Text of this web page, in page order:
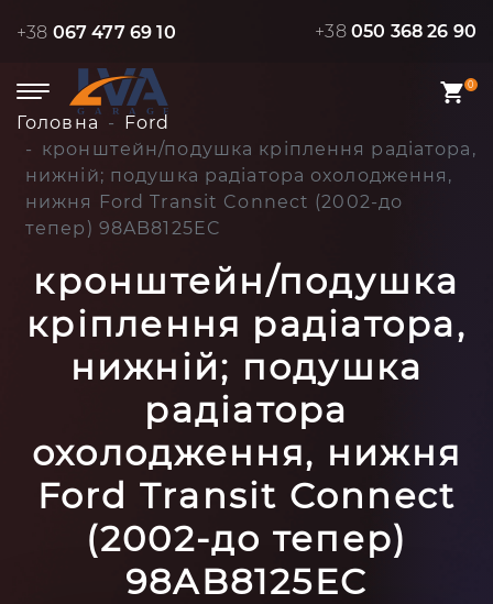
+38 067 477 69 10 +38 050 368 26 90
0
Головна
Ford
кронштейн/подушка кріплення радіатора,
нижній; подушка радіатора охолодження,
нижня Ford Transit Connect (2002-до
тепер) 98AB8125EC
кронштейн/подушка
кріплення радіатора,
нижній; подушка
радіатора
охолодження, нижня
Ford Transit Connect
(2002-до тепер)
98AB8125EC